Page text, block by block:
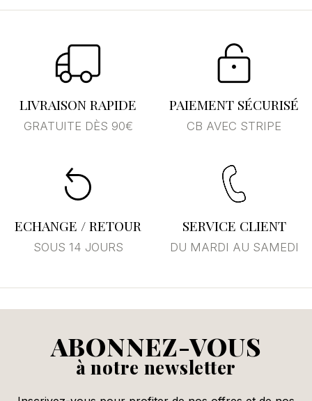
LIVRAISON RAPIDE
GRATUITE DÈS 90€
PAIEMENT SÉCURISÉ
CB AVEC STRIPE
ECHANGE / RETOUR
SOUS 14 JOURS
SERVICE CLIENT
DU MARDI AU SAMEDI
ABONNEZ-VOUS
à notre newsletter